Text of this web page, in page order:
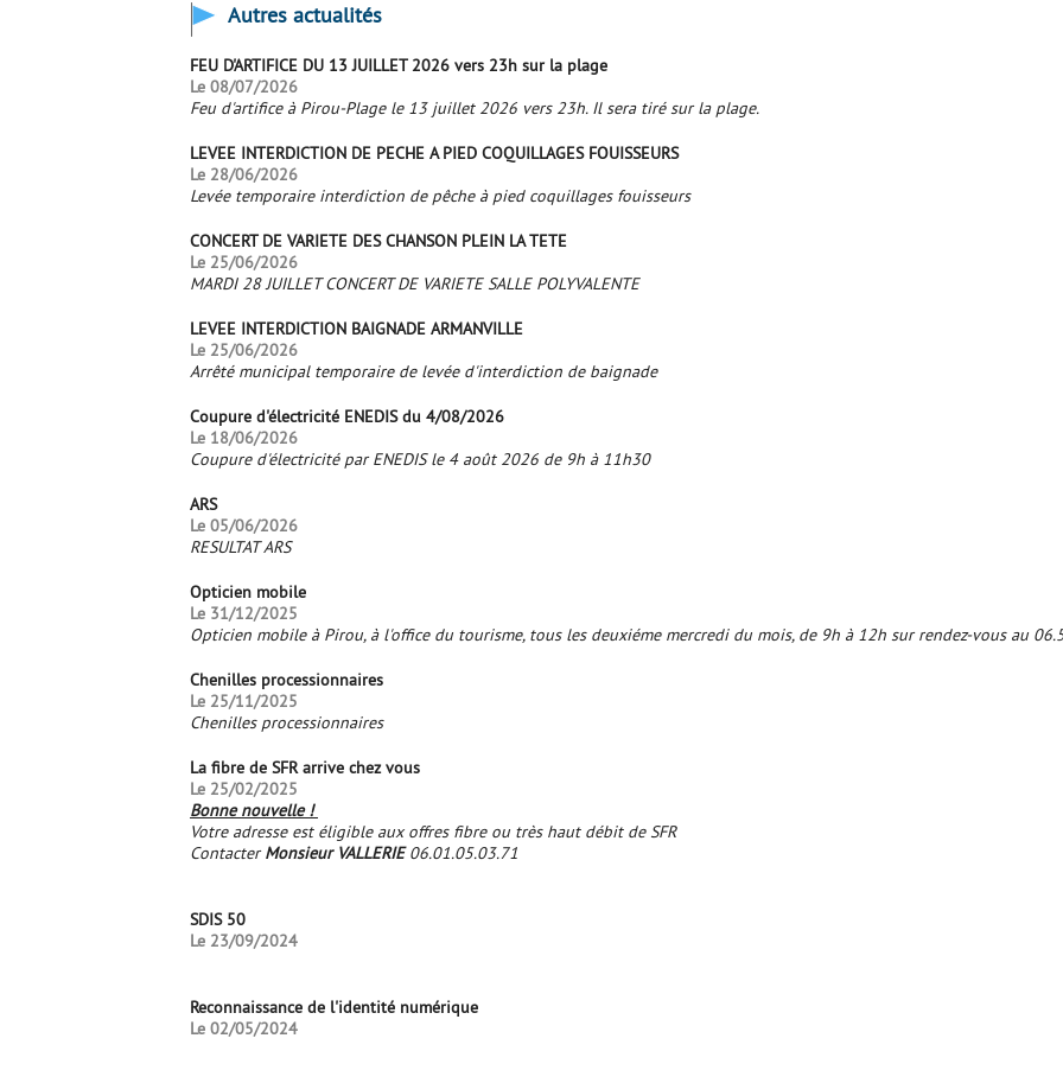
Autres actualités
FEU D'ARTIFICE DU 13 JUILLET 2026 vers 23h sur la plage
Le 08/07/2026
Feu d'artifice à Pirou-Plage le 13 juillet 2026 vers 23h. Il sera tiré sur la plage.
LEVEE INTERDICTION DE PECHE A PIED COQUILLAGES FOUISSEURS
Le 28/06/2026
Levée temporaire interdiction de pêche à pied coquillages fouisseurs
CONCERT DE VARIETE DES CHANSON PLEIN LA TETE
Le 25/06/2026
MARDI 28 JUILLET CONCERT DE VARIETE SALLE POLYVALENTE
LEVEE INTERDICTION BAIGNADE ARMANVILLE
Le 25/06/2026
Arrêté municipal temporaire de levée d'interdiction de baignade
Coupure d'électricité ENEDIS du 4/08/2026
Le 18/06/2026
Coupure d'électricité par ENEDIS le 4 août 2026 de 9h à 11h30
ARS
Le 05/06/2026
RESULTAT ARS
Opticien mobile
Le 31/12/2025
Opticien mobile à Pirou, à l'office du tourisme, tous les deuxiéme mercredi du mois, de 9h à 12h sur rendez-vous au
Chenilles processionnaires
Le 25/11/2025
Chenilles processionnaires
La fibre de SFR arrive chez vous
Le 25/02/2025
Bonne nouvelle !
Votre adresse est éligible aux offres fibre ou très haut débit de SFR
ContacterMonsieur VALLERIE06.01.05.03.71
SDIS 50
Le 23/09/2024
Reconnaissance de l'identité numérique
Le 02/05/2024